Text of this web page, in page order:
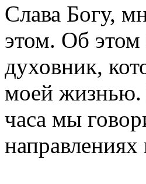
Слава Богу,
этом. Об этом
духовник,
моей жизнью.
часа мы
направлениях